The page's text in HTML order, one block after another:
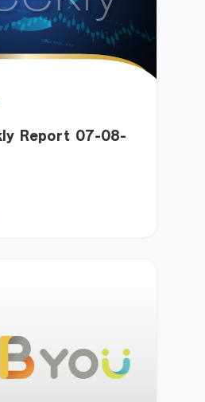
Report 07-08-